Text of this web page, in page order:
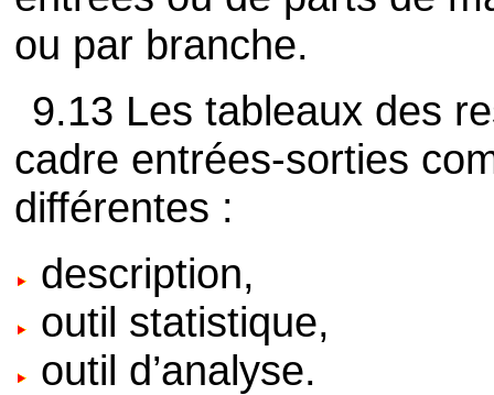
ou par branche.
9.13 Les tableaux des
cadre entrées-sorties
différentes :
description,
outil statistique,
outil d’analyse.